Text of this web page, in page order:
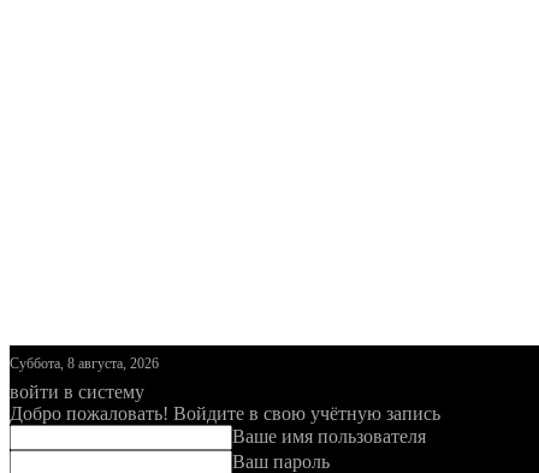
Суббота, 8 августа, 2026
войти в систему
Добро пожаловать! Войдите в свою учётную запись
Ваше имя пользователя
Ваш пароль